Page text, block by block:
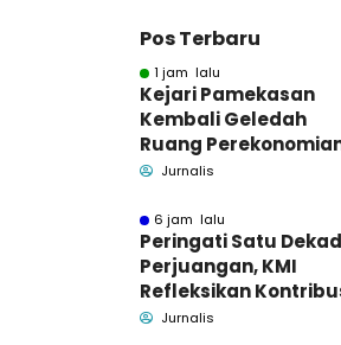
Pos Terbaru
1 jam lalu
Kejari Pamekasan
Kembali Geledah
Ruang
Pidsus: Tunggu Saja!
Jurnalis
6 jam lalu
Peringati Satu
Perjuangan, KMI
Refleksikan
untuk Masyarakat
Jurnalis